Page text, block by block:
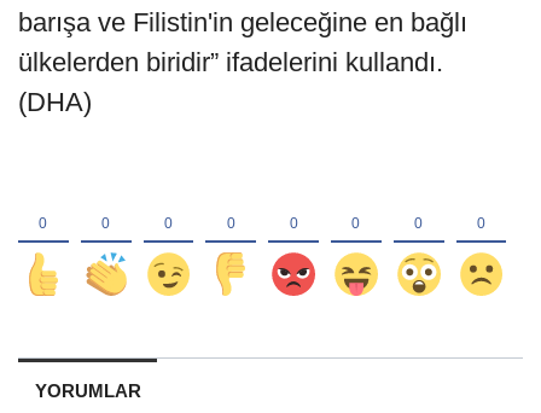
barışa ve Filistin'in geleceğine en bağlı
ülkelerden biridir” ifadelerini kullandı.
(DHA)
YORUMLAR